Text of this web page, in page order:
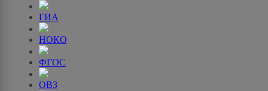
ГИА
НОКО
ФГОС
ОВЗ